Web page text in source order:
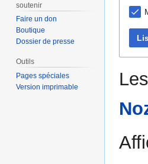
soutenir
Faire un don
Boutique
Dossier de presse
Outils
Pages spéciales
Version imprimable